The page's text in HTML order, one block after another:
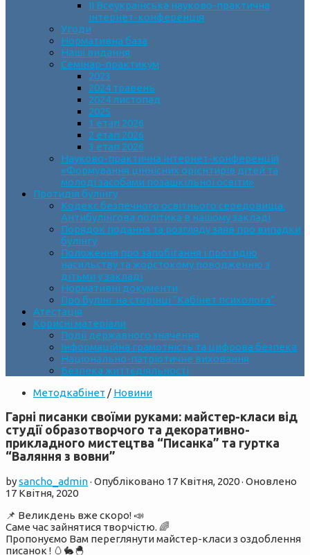
ІІ Всеукраїнська науково-практична
інтернет-конференція
Угоди
Нормативна база
Наші видання
Семінар-практикум
2023
2024 травень
2024 листопад
2025
1 етап 2026
2 етап 2026
3 етап 2026
Науково-практична інтернет-конференція
«Формування ціннісних орієнтирів дітей та
молоді засобами позашкільної освіти»
Протидія булінгу
Кодекс безпечного освітнього середовища.
Антибулінгова політика в нашому закладі
Порядок подання та розгляду заяв про випадки
булінгу
Положення про запобігання і протидію
насильству та жорстокому поводженню з
дітьми у закладі
Нормативні документи
Про булінг на сторінці “Кабінет психолога”
Атестація
Корисні матеріали
Події державного значення
Інформаційна грамотність та цифрова безпека
Національно-патріотичне виховання
Безпека життєдіяльності
Методкабінет / Новини
Гарні писанки своїми руками: майстер-класи від
студії образотворчого та декоративно-
прикладного мистецтва “Писанка” та гуртка
“Валяння з вовни”
bysancho_admin· Опубліковано 17 Квітня, 2020· Оновлено
17 Квітня, 2020
📌 Великдень вже скоро! 📣
Саме час зайнятися творчістю. 🌈
Пропонуємо Вам переглянути майстер-класи з оздоблення
писанок ! 🥚 🐇🐣